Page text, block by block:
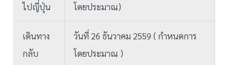
ไปญี่ปุ่น
โดยประมาณ)
เดินทาง
กลับ
วันที่ 26 ธันวาคม 2559 ( กำหนดการ
โดยประมาณ )